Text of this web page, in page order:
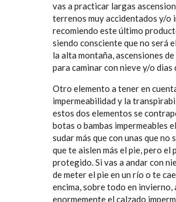
vas a practicar largas
terrenos muy accidentados y/o
recomiendo este último
siendo consciente que no será
la alta montaña, ascensiones
para caminar con nieve y/o dias
Otro elemento a tener en
impermeabilidad y la
estos dos elementos se
botas o bambas impermeables
sudar más que con unas que no
que te aislen más el pie, pero el
protegido. Si vas a andar con
de meter el pie en un río o te
encima, sobre todo en invierno,
enormemente el calzado